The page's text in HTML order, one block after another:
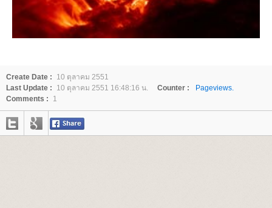
Create Date :
10 ตุลาคม 2551
Last Update :
10 ตุลาคม 2551 16:48:16 น. Counter :
Pageviews.
Comments :
1